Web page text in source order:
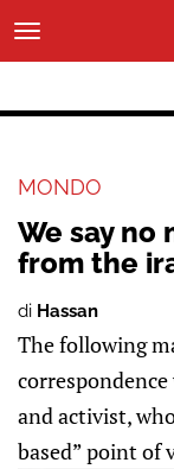
MONDO
We say no
from the
di Hassan
The following
and activist,
based” point of